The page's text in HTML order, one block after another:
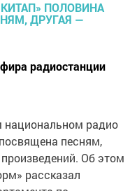
радиостанции
национальном радио
песням,
Об этом
рассказал